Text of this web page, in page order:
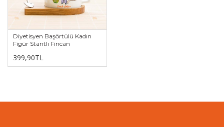
Diyetisyen Başörtülü Kadın
Figür Stantlı Fincan
399,90TL